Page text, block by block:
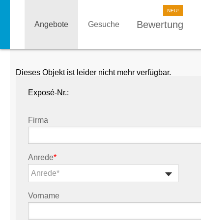
Angebote Gesuche Bewertung
Dieses Objekt ist leider nicht mehr verfügbar.
Exposé-Nr.:
Firma
Anrede*
Anrede*
Vorname